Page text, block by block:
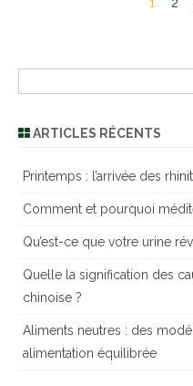
c
ARTICLES RÉCENTS
Printemps : l’arrivée des
Comment et pourquoi
Qu’est-ce que votre urine
Quelle la signification des
chinoise ?
Aliments neutres : des
alimentation équilibrée